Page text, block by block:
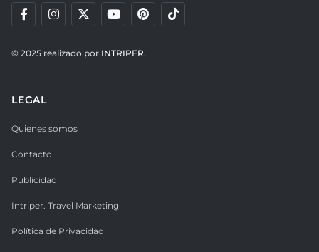
© 2025 realizado por INTRIPER.
LEGAL
Quienes somos
Contacto
Publicidad
Intriper. Travel Marketing
Política de Privacidad